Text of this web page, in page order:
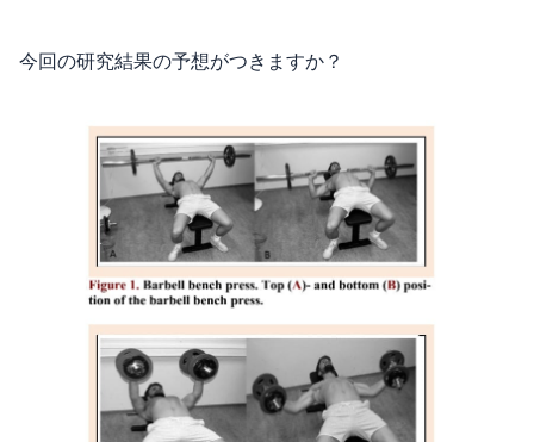
今回の研究結果の予想がつきますか？